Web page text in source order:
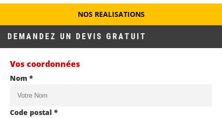
NOS REALISATIONS
DEMANDEZ UN DEVIS GRATUIT
Vos coordonnées
Nom *
Code postal *